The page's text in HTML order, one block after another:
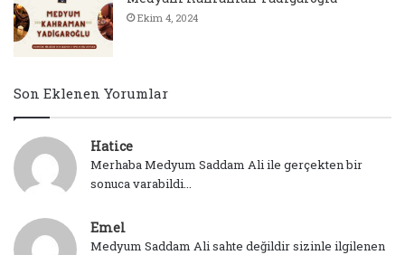
Ekim 4, 2024
Son Eklenen Yorumlar
Hatice
Merhaba Medyum Saddam Ali ile gerçekten bir
sonuca varabildi...
Emel
Medyum Saddam Ali sahte değildir sizinle ilgilenen